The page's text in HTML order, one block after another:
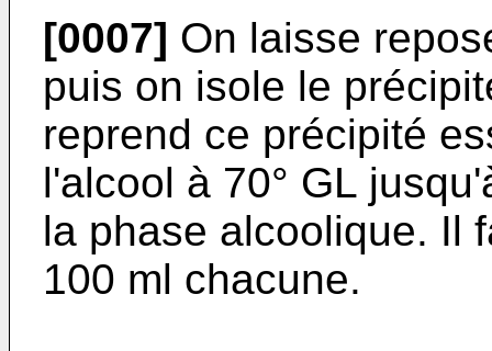
[0007] On laisse
puis on isole le
reprend ce précipité
l'alcool à 70° GL
la phase alcoolique. Il
100 ml chacune.